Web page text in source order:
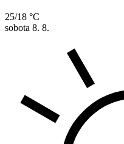
25/18 °C
sobota 8. 8.